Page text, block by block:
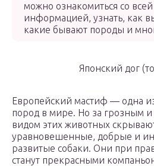
можно ознакомиться со
информацией, узнать, как
какие бывают породы и
Японский дог
Европейский мастиф — одна
пород в мире. Но за грозным
видом этих животных
уравновешенные, добрые и
развитые собаки. Они при
станут прекрасными